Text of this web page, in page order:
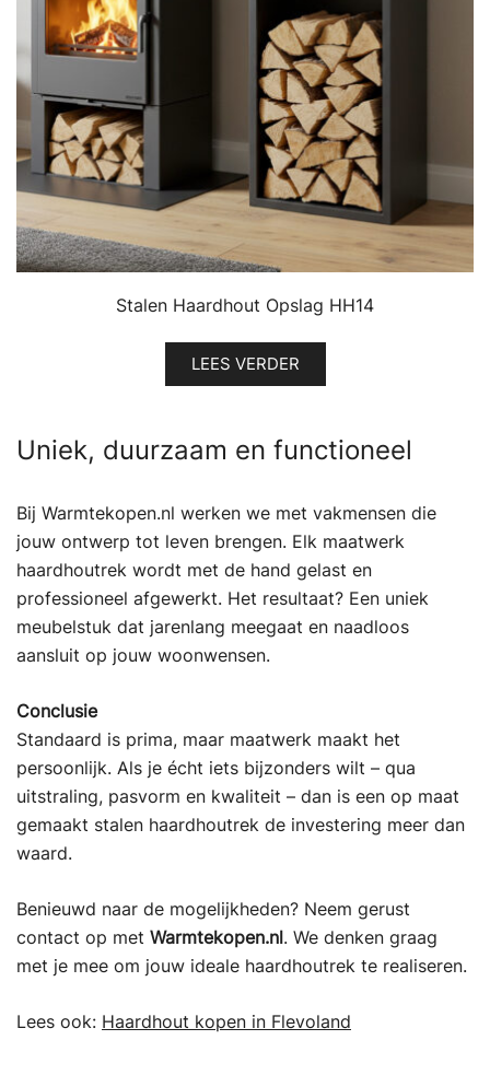
Stalen Haardhout Opslag HH14
LEES VERDER
Uniek, duurzaam en functioneel
Bij Warmtekopen.nl werken we met vakmensen die
jouw ontwerp tot leven brengen. Elk maatwerk
haardhoutrek wordt met de hand gelast en
professioneel afgewerkt. Het resultaat? Een uniek
meubelstuk dat jarenlang meegaat en naadloos
aansluit op jouw woonwensen.
Conclusie
Standaard is prima, maar maatwerk maakt het
persoonlijk. Als je écht iets bijzonders wilt – qua
uitstraling, pasvorm en kwaliteit – dan is een op maat
gemaakt stalen haardhoutrek de investering meer dan
waard.
Benieuwd naar de mogelijkheden? Neem gerust
contact op met Warmtekopen.nl. We denken graag
met je mee om jouw ideale haardhoutrek te realiseren.
Lees ook: Haardhout kopen in Flevoland